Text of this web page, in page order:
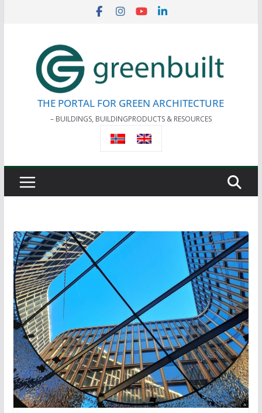
THE PORTAL FOR GREEN ARCHITECTURE
– BUILDINGS, BUILDINGPRODUCTS & RESOURCES